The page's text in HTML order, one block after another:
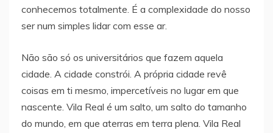
conhecemos totalmente. É a complexidade do nosso
ser num simples lidar com esse ar.
Não são só os universitários que fazem aquela
cidade. A cidade constrói. A própria cidade revê
coisas em ti mesmo, impercetíveis no lugar em que
nascente. Vila Real é um salto, um salto do tamanho
do mundo, em que aterras em terra plena. Vila Real